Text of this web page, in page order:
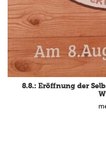
8.8.: Eröffnung der